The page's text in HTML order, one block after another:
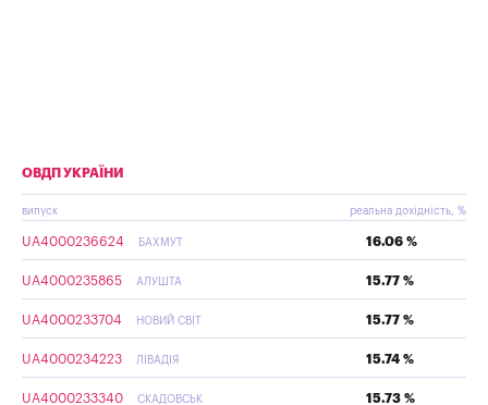
ОВДП УКРАЇНИ
випуск реальна дохідність, %
UA4000236624 БАХМУТ 16.06 %
UA4000235865 АЛУШТА 15.77 %
UA4000233704 НОВИЙ СВІТ 15.77 %
UA4000234223 ЛІВАДІЯ 15.74 %
UA4000233340 СКАДОВСЬК 15.73 %